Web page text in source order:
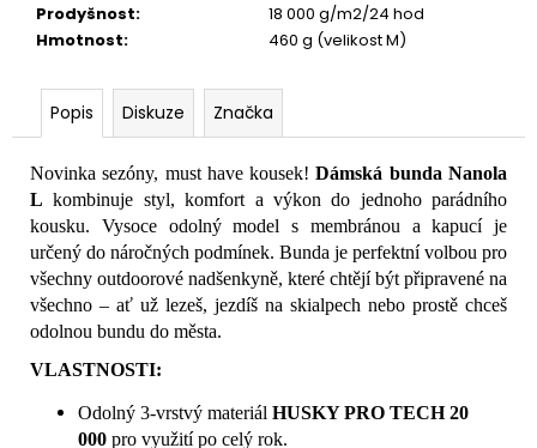
Prodyšnost:
18 000 g/m2/24 hod
Hmotnost: 460 g (velikost M)
Popis Diskuze Značka
Novinka sezóny, must have kousek!Dámská bunda Nanola
L kombinuje styl, komfort a výkon do jednoho parádního
kousku. Vysoce odolný model s membránou a kapucí je
určený do náročných podmínek. Bunda je perfektní volbou pro
všechny outdoorové nadšenkyně, které chtějí být připravené na
všechno – ať už lezeš, jezdíš na skialpech nebo prostě chceš
odolnou bundu do města.
VLASTNOSTI:
Odolný 3-vrstvý materiál HUSKY PRO TECH 20
000 pro využití po celý rok.